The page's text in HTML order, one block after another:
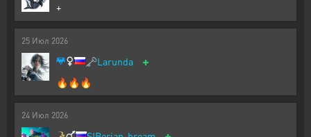
+
25 Июл 2026
🗝️Larunda +
🔥🔥🔥
24 Июл 2026